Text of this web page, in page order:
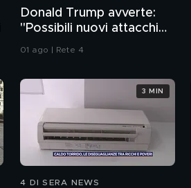
Donald Trump avverte:
"Possibili nuovi attacchi
all'Iran"
01 ago | Rete 4
4 DI SERA NEWS
3 MIN